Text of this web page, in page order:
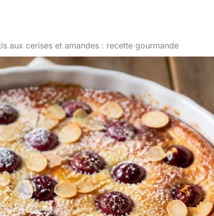
aux cerises et amandes : recette gourmande